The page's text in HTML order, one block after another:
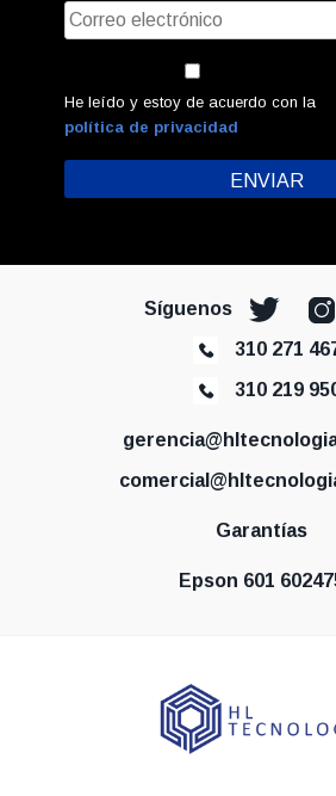
He leído y estoy de acuerdo con la
política de privacidad
Síguenos
310 271
310 219
Garantías
Epson 601